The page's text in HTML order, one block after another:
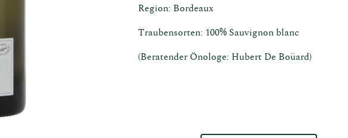
Schenken
in
Region: Bordeaux
Traubensorten: 100% Sauvignon blanc
(Beratender Önologe: Hubert De Boüard)